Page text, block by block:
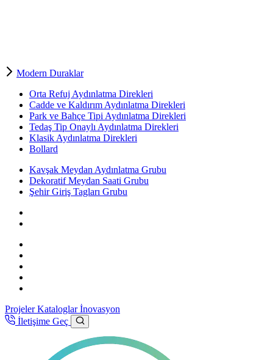
Modern Duraklar
Orta Refuj Aydınlatma Direkleri
Cadde ve Kaldırım Aydınlatma Direkleri
Park ve Bahçe Tipi Aydınlatma Direkleri
Tedaş Tip Onaylı Aydınlatma Direkleri
Klasik Aydınlatma Direkleri
Bollard
Kavşak Meydan Aydınlatma Grubu
Dekoratif Meydan Saati Grubu
Şehir Giriş Tagları Grubu
Projeler Kataloglar İnovasyon
İletişime Geç